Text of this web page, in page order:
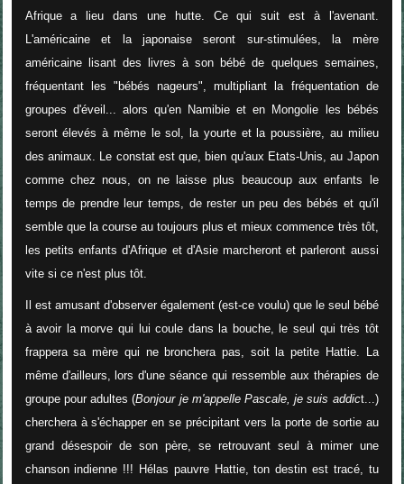
Afrique a lieu dans une hutte. Ce qui suit est à l'avenant.
L'américaine et la japonaise seront sur-stimulées, la mère
américaine lisant des livres à son bébé de quelques semaines,
fréquentant les "bébés nageurs", multipliant la fréquentation de
groupes d'éveil... alors qu'en Namibie et en Mongolie les bébés
seront élevés à même le sol, la yourte et la poussière, au milieu
des animaux. Le constat est que, bien qu'aux Etats-Unis, au Japon
comme chez nous, on ne laisse plus beaucoup aux enfants le
temps de prendre leur temps, de rester un peu des bébés et qu'il
semble que la course au toujours plus et mieux commence très tôt,
les petits enfants d'Afrique et d'Asie marcheront et parleront aussi
vite si ce n'est plus tôt.
Il est amusant d'observer également (est-ce voulu) que le seul bébé
à avoir la morve qui lui coule dans la bouche, le seul qui très tôt
frappera sa mère qui ne bronchera pas, soit la petite Hattie. La
même d'ailleurs, lors d'une séance qui ressemble aux thérapies de
groupe pour adultes (Bonjour je m'appelle Pascale, je suis addict...)
cherchera à s'échapper en se précipitant vers la porte de sortie au
grand désespoir de son père, se retrouvant seul à mimer une
chanson indienne !!! Hélas pauvre Hattie, ton destin est tracé, tu